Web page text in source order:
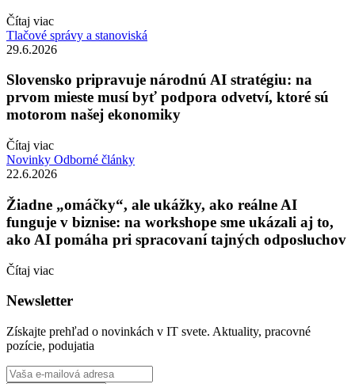
Čítaj viac
Tlačové správy a stanoviská
29.6.2026
Slovensko pripravuje národnú AI stratégiu: na
prvom mieste musí byť podpora odvetví, ktoré sú
motorom našej ekonomiky
Čítaj viac
Novinky Odborné články
22.6.2026
Žiadne „omáčky“, ale ukážky, ako reálne AI
funguje v biznise: na workshope sme ukázali aj to,
ako AI pomáha pri spracovaní tajných odposluchov
Čítaj viac
Newsletter
Získajte prehľad o novinkách v IT svete. Aktuality, pracovné
pozície, podujatia